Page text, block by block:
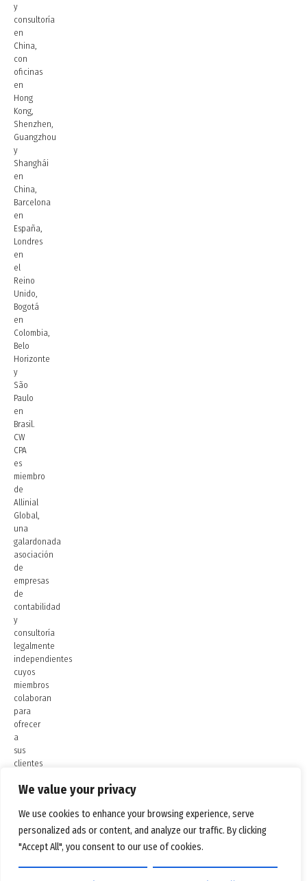
We value your privacy
We use cookies to enhance your browsing experience, serve
personalized ads or content, and analyze our traffic. By clicking
"Accept All", you consent to our use of cookies.
y
consultoría
en
China,
con
oficinas
en
Hong
Kong,
Shenzhen,
Guangzhou
y
Shanghái
en
China,
Barcelona
en
España,
Londres
en
el
Reino
Unido,
Bogotá
en
Colombia,
Belo
Horizonte
y
São
Paulo
en
Brasil.
CW
CPA
es
miembro
de
Allinial
Global,
una
galardonada
asociación
de
empresas
de
contabilidad
y
consultoría
legalmente
independientes
cuyos
miembros
colaboran
para
ofrecer
a
sus
clientes
mejores
de
su
clase.